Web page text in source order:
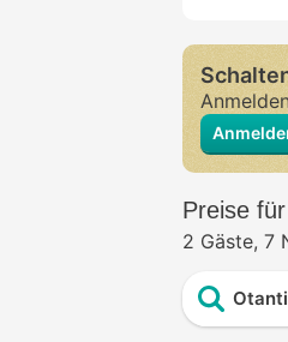
Preise
2 Gäste 7